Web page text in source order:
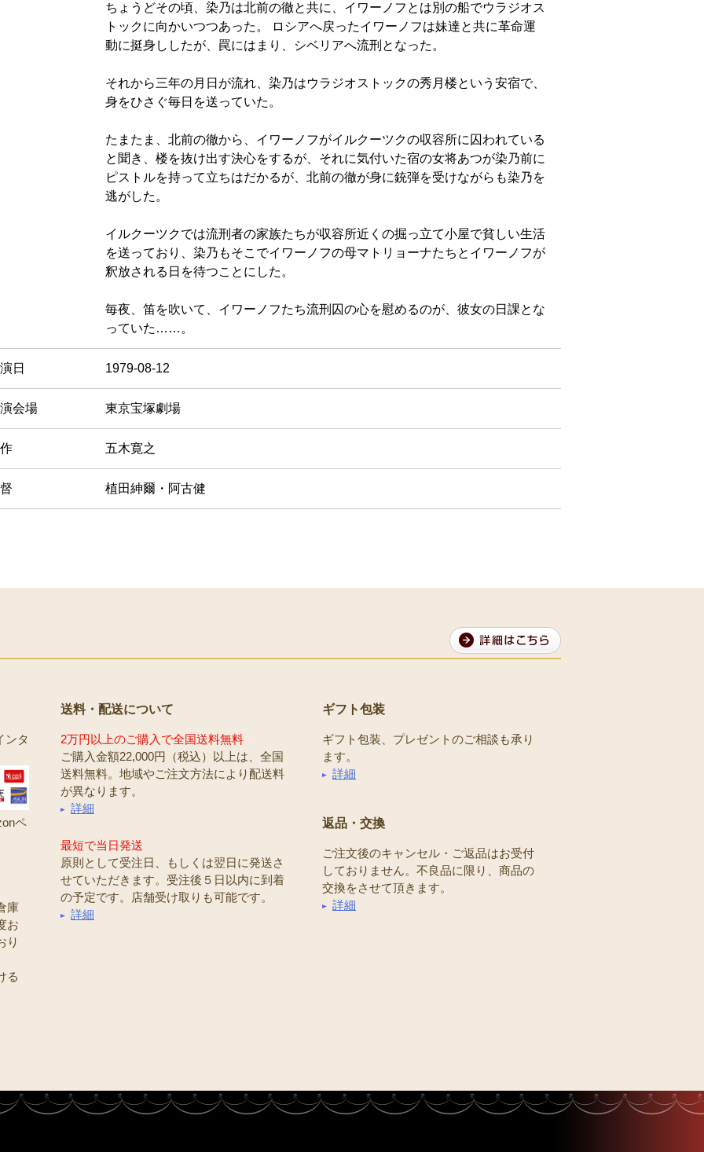
ちょうどその頃、染乃は北前の徹と共に、イワーノフとは別の船でウラジオス
トックに向かいつつあった。 ロシアへ戻ったイワーノフは妹達と共に革命運
動に挺身ししたが、罠にはまり、シベリアへ流刑となった。
それから三年の月日が流れ、染乃はウラジオストックの秀月楼という安宿で、
身をひさぐ毎日を送っていた。
たまたま、北前の徹から、イワーノフがイルクーツクの収容所に囚われている
と聞き、楼を抜け出す決心をするが、それに気付いた宿の女将あつが染乃前に
ピストルを持って立ちはだかるが、北前の徹が身に銃弾を受けながらも染乃を
逃がした。
イルクーツクでは流刑者の家族たちが収容所近くの掘っ立て小屋で貧しい生活
を送っており、染乃もそこでイワーノフの母マトリョーナたちとイワーノフが
釈放される日を待つことにした。
毎夜、笛を吹いて、イワーノフたち流刑囚の心を慰めるのが、彼女の日課とな
っていた……。
日 1979-08-12
会場 東京宝塚劇場
五木寛之
植田紳爾・阿古健
ンタ
ペ
庫
お
り
る
送料・配送について
2万円以上のご購入で全国送料無料
ご購入金額22,000円（税込）以上は、全国
送料無料。地域やご注文方法により配送料
が異なります。
詳細
最短で当日発送
原則として受注日、もしくは翌日に発送さ
せていただきます。受注後５日以内に到着
の予定です。店舗受け取りも可能です。
詳細
ギフト包装
ギフト包装、プレゼントのご相談も承り
ます。
詳細
返品・交換
ご注文後のキャンセル・ご返品はお受付
しておりません。不良品に限り、商品の
交換をさせて頂きます。
詳細